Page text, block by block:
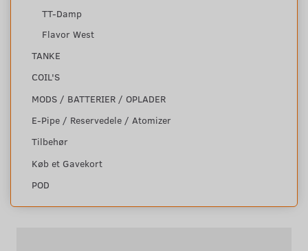
TT-Damp
Flavor West
TANKE
COIL'S
MODS / BATTERIER / OPLADER
E-Pipe / Reservedele / Atomizer
Tilbehør
Køb et Gavekort
POD